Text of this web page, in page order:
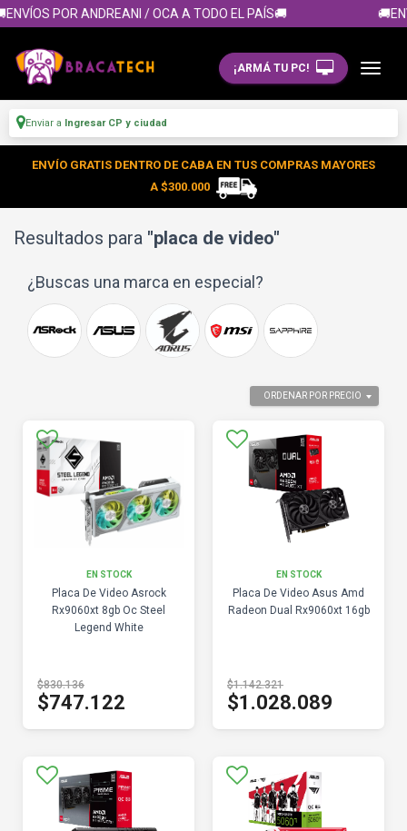
POR ANDREANI / OCA A TODO EL PAÍS🚚
¡ARMÁ TU PC!
Enviar a Ingresar CP y ciudad
ENVÍO GRATIS DENTRO DE CABA EN TUS COMPRAS MAYORES
A $300.000
Resultados para "placa de video"
¿Buscas una marca en especial?
ORDENAR POR PRECIO
EN STOCK
Placa De Video Asrock
Rx9060xt 8gb Oc Steel
Legend White
$830.136
$747.122
EN STOCK
Placa De Video Asus Amd
Radeon Dual Rx9060xt 16gb
$1.142.321
$1.028.089